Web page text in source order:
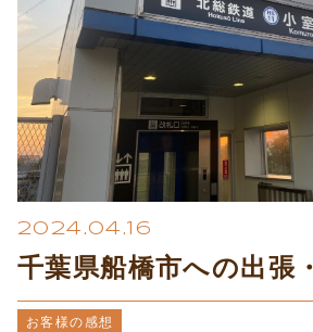
2024.04.16
千葉県船橋市への出張
お客様の感想